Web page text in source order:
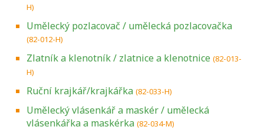
H)
Umělecký pozlacovač / umělecká pozlacovačka
(82-012-H)
Zlatník a klenotník / zlatnice a klenotnice (82-013-
H)
Ruční krajkář/krajkářka (82-033-H)
Umělecký vlásenkář a maskér / umělecká
vlásenkářka a maskérka (82-034-M)